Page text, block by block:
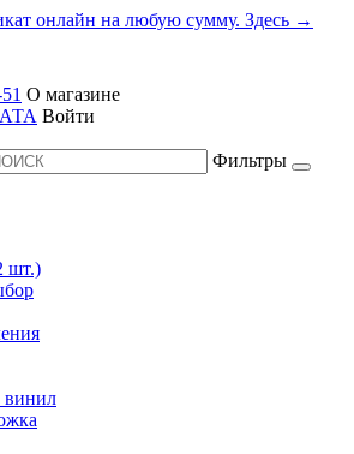
онлайн на любую сумму. Здесь →
О магазине
Войти
Фильтры
шт.)
винил